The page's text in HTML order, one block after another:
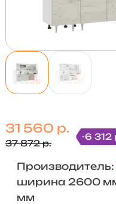
31 560 р.
37 872 р.
-6 312
Производитель:
ширина 2600
мм